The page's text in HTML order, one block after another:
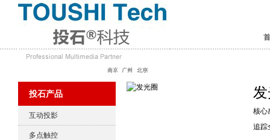
投石产品
互动投影
多点触控
核心
追踪